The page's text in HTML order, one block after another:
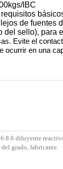
IBC
de fuentes
sello),
Evite el
ocurrir en una